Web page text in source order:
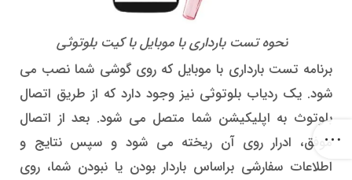
نحوه تست بارداری با موبایل با کیت بلوتوثی
برنامه تست بارداری با موبایل که روی گوشی شما نصب می
شود. یک ردیاب بلوتوثی نیز وجود دارد که از طریق اتصال
بلوتوث به اپلیکیشن شما متصل می شود. بعد از اتصال
موفق، ادرار روی آن ریخته می شود و سپس نتایج و
اطلاعات سفارشی براساس باردار بودن یا نبودن شما، روی